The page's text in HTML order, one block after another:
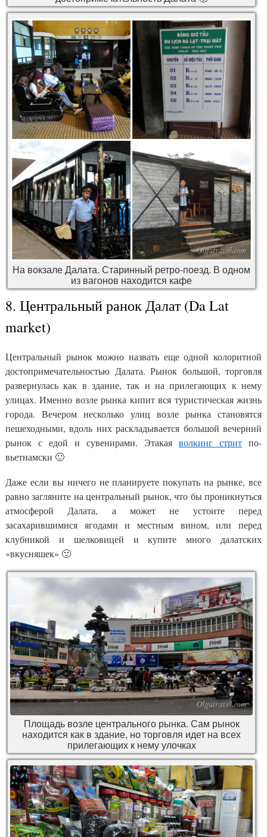
На вокзале Далата. Старинный ретро-поезд. В одном
из вагонов находится кафе
8. Центральный ранок Далат (Da Lat
market)
Центральный рынок можно назвать еще одной колоритной
достопримечательностью Далата. Рынок большой, торговля
развернулась как в здание, так и на прилегающих к нему
улицах. Именно возле рынка кипит вся туристическая жизнь
города. Вечером несколько улиц возле рынка становятся
пешеходными, вдоль них раскладывается большой вечерний
рынок с едой и сувенирами. Этакая волкинг стрит по-
вьетнамски 🙂
Даже если вы ничего не планируете покупать на рынке, все
равно загляните на центральный рынок, что бы проникнуться
атмосферой Далата, а может не устоите перед
засахарившимися ягодами и местным вином, или перед
клубникой и шелковицей и купите много далатских
«вкусняшек» 🙂
Площадь возле центрального рынка. Сам рынок
находится как в здание, но торговля идет на всех
прилегающих к нему улочках